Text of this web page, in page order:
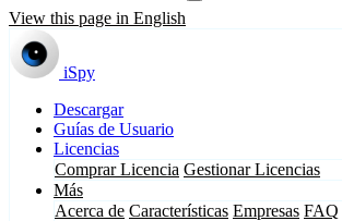
View this page in English
iSpy
Descargar
Guías de Usuario
Licencias
Comprar Licencia Gestionar Licencias
Más
Acerca de Características Empresas FAQ